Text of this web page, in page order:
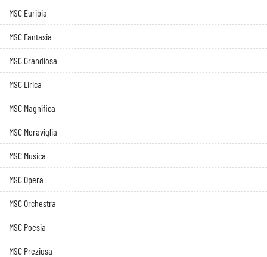
MSC Euribia
MSC Fantasia
MSC Grandiosa
MSC Lirica
MSC Magnifica
MSC Meraviglia
MSC Musica
MSC Opera
MSC Orchestra
MSC Poesia
MSC Preziosa